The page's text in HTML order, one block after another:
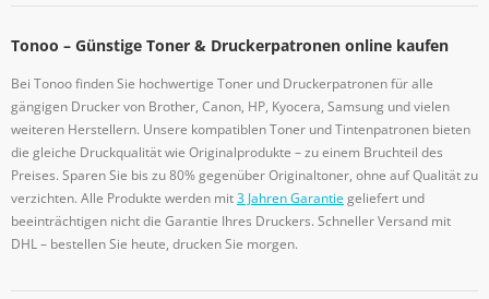
Tonoo – Günstige Toner & Druckerpatronen online kaufen
Bei Tonoo finden Sie hochwertige Toner und Druckerpatronen für alle
gängigen Drucker von Brother, Canon, HP, Kyocera, Samsung und vielen
weiteren Herstellern. Unsere kompatiblen Toner und Tintenpatronen bieten
die gleiche Druckqualität wie Originalprodukte – zu einem Bruchteil des
Preises. Sparen Sie bis zu 80% gegenüber Originaltoner, ohne auf Qualität zu
verzichten. Alle Produkte werden mit3 Jahren Garantiegeliefert und
beeinträchtigen nicht die Garantie Ihres Druckers. Schneller Versand mit
DHL – bestellen Sie heute, drucken Sie morgen.